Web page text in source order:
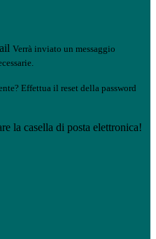
Verrà inviato un messaggio
Effettua il reset della password
la casella di posta elettronica!